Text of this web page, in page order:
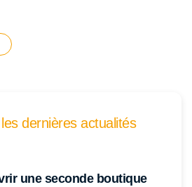
dernières actualités
une seconde boutique